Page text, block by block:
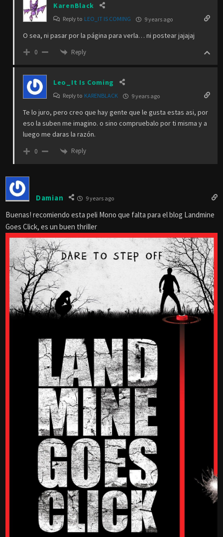
KarenBlack
Reply to LEO_IT IS COMING 9 years ago
O sea, ni pasar por la página para verla… ni postear jajajaj
0 Reply
Leo_It Is Coming
Reply to KARENBLACK 9 years ago
Te lo juro, pero creo que hay gente que le gusta estas asi, por
eso la suben me imagino. o sino compruebalo por ti misma y a
luego me daras la razón.
0 Reply
Damian 9 years ago
Buenas! recomiendo esta peli Mono que falta para el blog Landmine
Goes Click, es un buen thriller